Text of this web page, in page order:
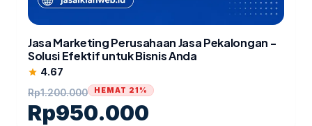
Jasa Marketing Perusahaan Jasa Pekalongan -
Solusi Efektif untuk Bisnis Anda
star 4.67
Rp1.200.000
Rp950.000
HEMAT 21%